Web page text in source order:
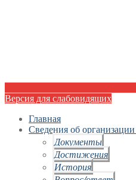
Версия для слабовидящих
Главная
Сведения об организации
Документы
Достижения
История